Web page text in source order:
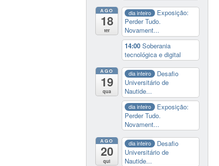
AGO
18
ter
dia inteiro
Exposição:
Perder Tudo.
Novament...
14:00Soberania
tecnológica e digital
AGO
19
qua
dia inteiro
Desafio
Universitário de
Nautide...
dia inteiro
Exposição:
Perder Tudo.
Novament...
AGO
20
qui
dia inteiro
Desafio
Universitário de
Nautide...